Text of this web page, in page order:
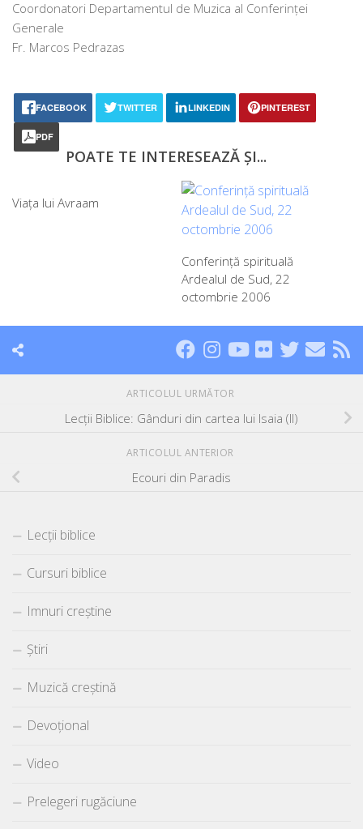
Coordonatori Departamentul de Muzica al Conferinţei
Generale
Fr. Marcos Pedrazas
FACEBOOK TWITTER LINKEDIN PINTEREST
PDF
POATE TE INTERESEAZĂ ȘI...
Viața lui Avraam
Conferinţă spirituală
Ardealul de Sud, 22
octombrie 2006
ARTICOLUL URMĂTOR
Lecții Biblice: Gânduri din cartea lui Isaia (II)
ARTICOLUL ANTERIOR
Ecouri din Paradis
Lecții biblice
Cursuri biblice
Imnuri creștine
Știri
Muzică creștină
Devoțional
Video
Prelegeri rugăciune